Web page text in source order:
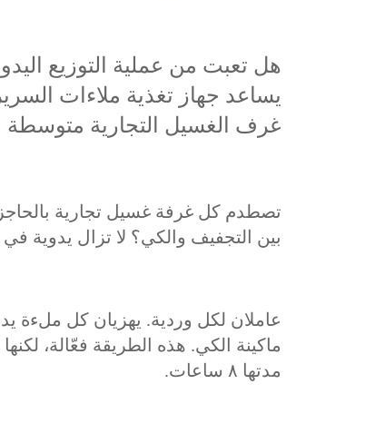
هل تعبت من عملية التوزيع
غرف الغسيل التجارية
تصطدم كل غرفة غسيل تجارية
بين التجفيف والكي؟ لا تزال يدوية
عاملان لكل وردية. يهزيان كل ملءة
ماكينة الكي. هذه الطريقة فعّالة،
مدتها ٨ ساعات.